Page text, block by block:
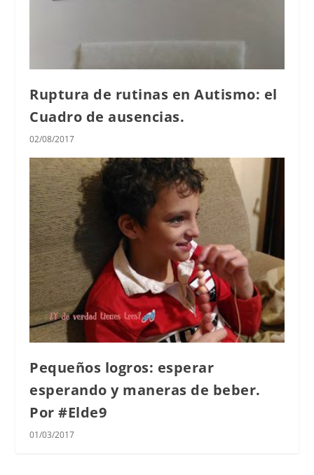
Ruptura de rutinas en Autismo: el
Cuadro de ausencias.
02/08/2017
Pequeños logros: esperar
esperando y maneras de beber.
Por #Elde9
01/03/2017